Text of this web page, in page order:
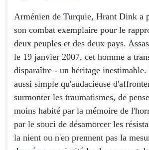
Arménien de Turquie, Hrant Dink a
son combat exemplaire pour le
deux peuples et des deux pays.
le 19 janvier 2007, cet homme a
disparaître - un héritage inestimable.
aussi simple qu'audacieuse
surmonter les traumatismes, de
moins habité par la mémoire de
par le souci de désamorcer les
la nient ou n'en prennent pas la